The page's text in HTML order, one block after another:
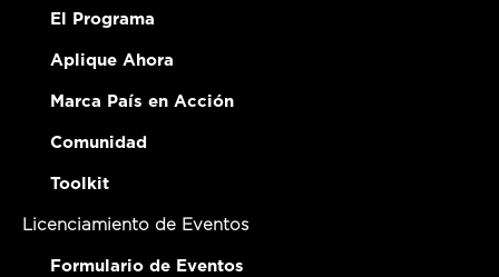
El Programa
Aplique Ahora
Marca País en Acción
Comunidad
Toolkit
Licenciamiento de Eventos
Formulario de Eventos